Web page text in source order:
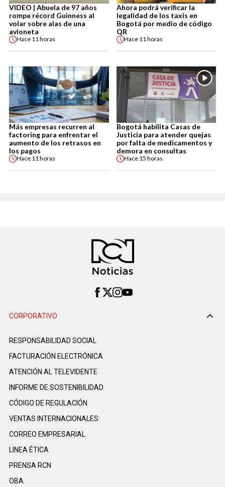
VIDEO | Abuela de 97 años
rompe récord Guinness al
volar sobre alas de una
avioneta
Hace 11 horas
Ahora podrá verificar la
legalidad de los taxis en
Bogotá por medio de código
QR
Hace 11 horas
Más empresas recurren al
factoring para enfrentar el
aumento de los retrasos en
los pagos
Hace 11 horas
Bogotá habilita Casas de
Justicia para atender quejas
por falta de medicamentos y
demora en consultas
Hace 15 horas
CORPORATIVO
RESPONSABILIDAD SOCIAL
FACTURACIÓN ELECTRÓNICA
ATENCIÓN AL TELEVIDENTE
INFORME DE SOSTENIBILIDAD
CÓDIGO DE REGULACIÓN
VENTAS INTERNACIONALES
CORREO EMPRESARIAL
LINEA ÉTICA
PRENSA RCN
OBA